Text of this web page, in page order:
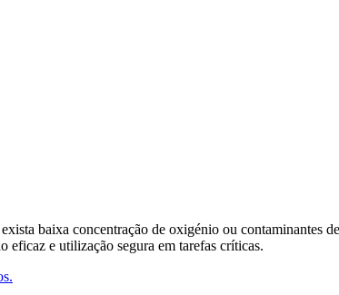
baixa concentração de oxigénio ou contaminantes
eficaz e utilização segura em tarefas críticas.